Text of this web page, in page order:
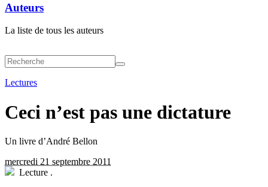
Auteurs
La liste de tous les auteurs
Lectures
Ceci n’est pas une dictature
Un livre d’André Bellon
mercredi 21 septembre 2011
Lecture .